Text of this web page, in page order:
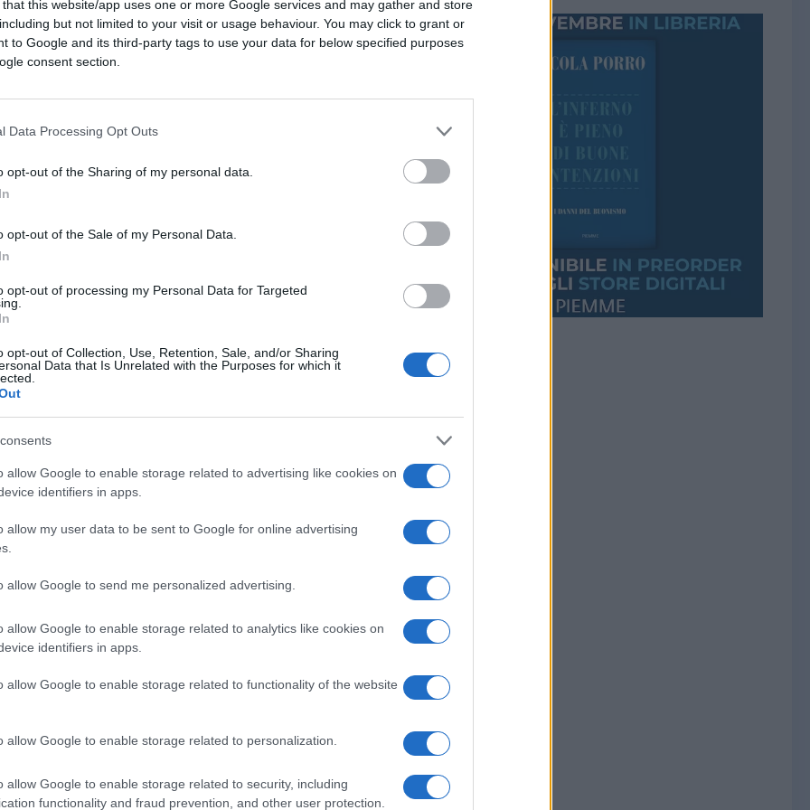
that this website/app uses one or more Google services and may gather and store
but not limited to your visit or usage behaviour. You may click to grant or
to Google and its third-party tags to use your data for below specified purposes
consent section.
Data Processing Opt Outs
opt-out of the Sharing of my personal data.
opt-out of the Sale of my Personal Data.
opt-out of processing my Personal Data for Targeted
opt-out of Collection, Use, Retention, Sale, and/or Sharing
Data that Is Unrelated with the Purposes for which it
allow Google to enable storage related to advertising like cookies on
identifiers in apps.
allow my user data to be sent to Google for online advertising
allow Google to send me personalized advertising.
allow Google to enable storage related to analytics like cookies on
identifiers in apps.
allow Google to enable storage related to functionality of the website
allow Google to enable storage related to personalization.
allow Google to enable storage related to security, including
functionality and fraud prevention, and other user protection.
che è stato percepito positivamente dal
nel mercato, a partire dalla
rimosso) di martedì dal
ordine esecutivo riguardo la
ufficiale della firma, che ha portato a
i 42.597$, in rialzo del 9% circa rispetto
Ethereum ha testato nuovamente i
giorno successivo.
alle inefficienze nell’attuale
l’inclusione finanziaria, in
dei quali attualmente non ha conti
di mining, si stima che circa 60
e sempre più aziende (e banche)
statunitensi si sono avvicinate alla
bene come classificare le crypto
ci sono garanzie, né protezioni ufficiali,
che ruota intorno alle criptovalute.
ad un mondo che corre veloce,